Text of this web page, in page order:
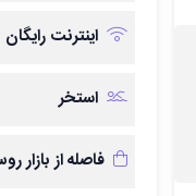
اینترنت رایگان
استخر
فاصله از بازار